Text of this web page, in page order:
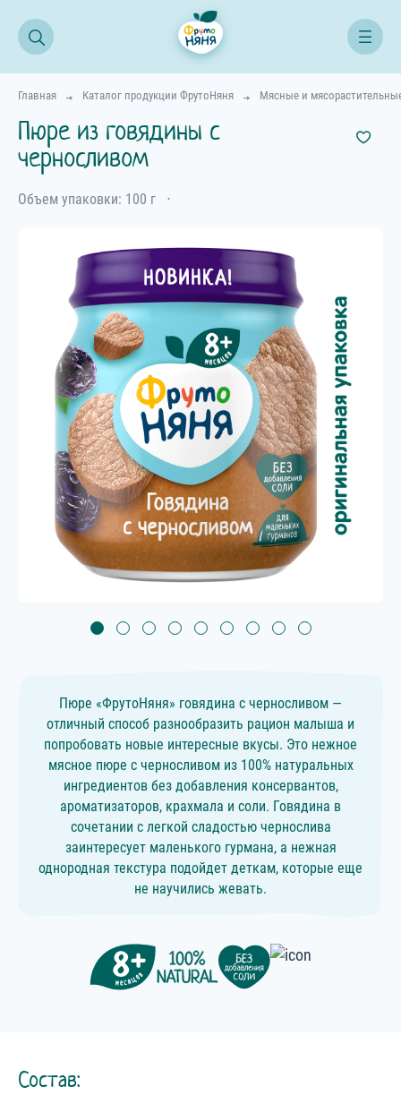
Главная Каталог продукции ФрутоНяня Мясные и
Пюре из говядины с
черносливом
Объем упаковки: 100 г ⋅
Пюре «ФрутоНяня» говядина с черносливом —
отличный способ разнообразить рацион малыша и
попробовать новые интересные вкусы. Это нежное
мясное пюре с черносливом из 100% натуральных
ингредиентов без добавления консервантов,
ароматизаторов, крахмала и соли. Говядина в
сочетании с легкой сладостью чернослива
заинтересует маленького гурмана, а нежная
однородная текстура подойдет деткам, которые еще
не научились жевать.
Состав: